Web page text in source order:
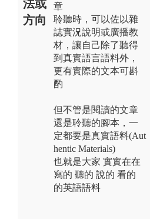
法或
方向
章
聆聽時，可以佐以雜
誌實況說明或廣播教
材，讓自己除了聽得
到真實語言語料外，
更有實際的文本可斟
酌
但不管是閱讀的文章
還是聆聽的腳本，一
定都要是真實語料(Aut
hentic Materials)
也就是大家 實實在在
寫的 聽的 說的 看的
的英語語料